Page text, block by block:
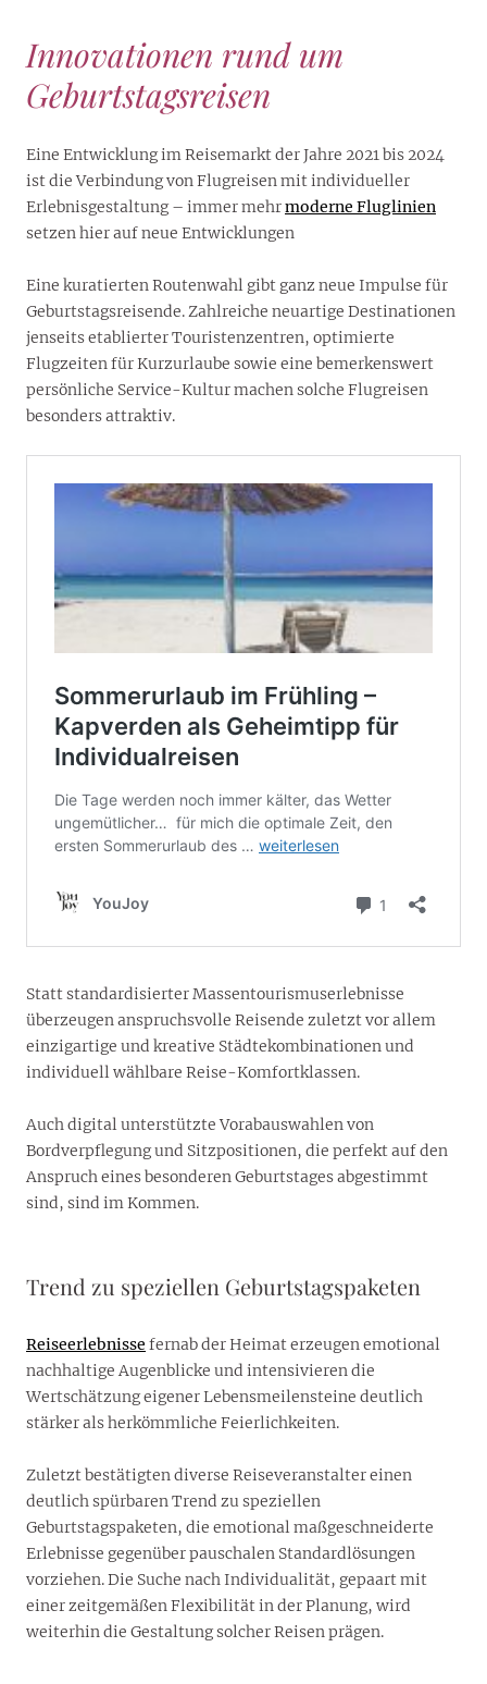
Innovationen rund um
Geburtstagsreisen
Eine Entwicklung im Reisemarkt der Jahre 2021 bis 2024
ist die Verbindung von Flugreisen mit individueller
Erlebnisgestaltung – immer mehrmoderne Fluglinien
setzen hier auf neue Entwicklungen
Eine kuratierten Routenwahl gibt ganz neue Impulse für
Geburtstagsreisende. Zahlreiche neuartige Destinationen
jenseits etablierter Touristenzentren, optimierte
Flugzeiten für Kurzurlaube sowie eine bemerkenswert
persönliche Service-Kultur machen solche Flugreisen
besonders attraktiv.
Statt standardisierter Massentourismuserlebnisse
überzeugen anspruchsvolle Reisende zuletzt vor allem
einzigartige und kreative Städtekombinationen und
individuell wählbare Reise-Komfortklassen.
Auch digital unterstützte Vorabauswahlen von
Bordverpflegung und Sitzpositionen, die perfekt auf den
Anspruch eines besonderen Geburtstages abgestimmt
sind, sind im Kommen.
Trend zu speziellen Geburtstagspaketen
Reiseerlebnisse fernab der Heimat erzeugen emotional
nachhaltige Augenblicke und intensivieren die
Wertschätzung eigener Lebensmeilensteine deutlich
stärker als herkömmliche Feierlichkeiten.
Zuletzt bestätigten diverse Reiseveranstalter einen
deutlich spürbaren Trend zu speziellen
Geburtstagspaketen, die emotional maßgeschneiderte
Erlebnisse gegenüber pauschalen Standardlösungen
vorziehen. Die Suche nach Individualität, gepaart mit
einer zeitgemäßen Flexibilität in der Planung, wird
weiterhin die Gestaltung solcher Reisen prägen.